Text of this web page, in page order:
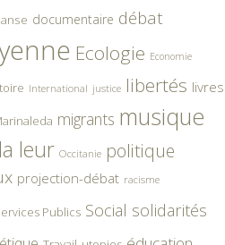
documentaire débat
Ecologie Economie
International justice libertés livres
migrants musique
leur Occitanie politique
projection-débat racisme
Publics Social solidarités